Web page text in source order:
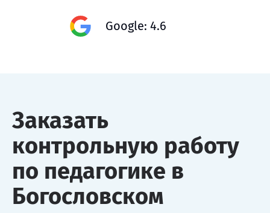
Google: 4.6
Заказать
контрольную работу
по педагогике в
Богословском